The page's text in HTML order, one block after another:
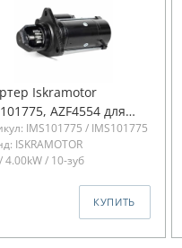
Iskramotor
AZF4554 для
Евро-2, Евро-3
IMS101775 / IMS101775
ISKRAMOTOR
4.00kW / 10-зуб
КУПИТЬ